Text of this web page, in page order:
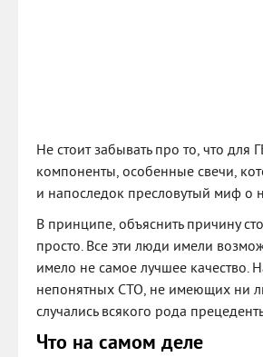
Не стоит забывать про то, что
компоненты, особенные свечи,
и напоследок пресловутый миф о
В принципе, объяснить причину
просто. Все эти люди имели
имело не самое лучшее качество.
непонятных СТО, не имеющих ни
случались всякого рода
Что на самом деле